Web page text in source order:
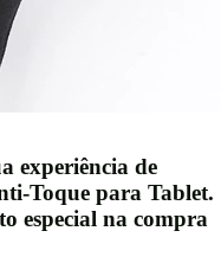
experiência de
Toque para Tablet.
especial na compra